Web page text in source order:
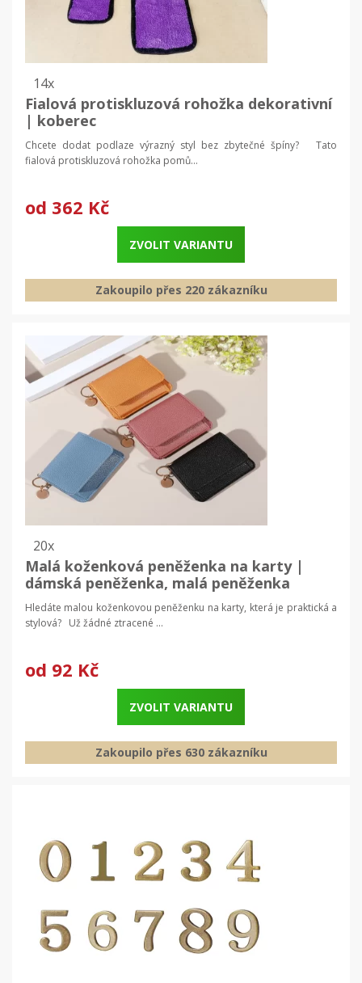
14x
Fialová protiskluzová rohožka dekorativní
| koberec
Chcete dodat podlaze výrazný styl bez zbytečné špíny? Tato
fialová protiskluzová rohožka pomů...
od 362 Kč
ZVOLIT VARIANTU
Zakoupilo přes 220 zákazníku
20x
Malá koženková peněženka na karty |
dámská peněženka, malá peněženka
Hledáte malou koženkovou peněženku na karty, která je praktická a
stylová? Už žádné ztracené ...
od 92 Kč
ZVOLIT VARIANTU
Zakoupilo přes 630 zákazníku